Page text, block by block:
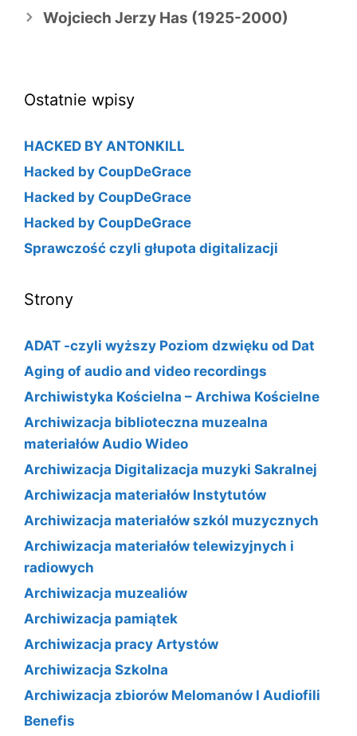
wpisuWojciech Jerzy Has (1925-2000)
Ostatnie wpisy
HACKED BY ANTONKILL
Hacked by CoupDeGrace
Hacked by CoupDeGrace
Hacked by CoupDeGrace
Sprawczość czyli głupota digitalizacji
Strony
ADAT -czyli wyższy Poziom dzwięku od Dat
Aging of audio and video recordings
Archiwistyka Kościelna – Archiwa Kościelne
Archiwizacja biblioteczna muzealna
materiałów Audio Wideo
Archiwizacja Digitalizacja muzyki Sakralnej
Archiwizacja materiałów Instytutów
Archiwizacja materiałów szkól muzycznych
Archiwizacja materiałów telewizyjnych i
radiowych
Archiwizacja muzealiów
Archiwizacja pamiątek
Archiwizacja pracy Artystów
Archiwizacja Szkolna
Archiwizacja zbiorów Melomanów I Audiofili
Benefis